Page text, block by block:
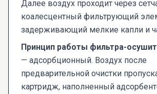
Далее воздух проходит через
коалесцентный фильтрующий
задерживающий мелкие капли и
Принцип работы фильтра-
— адсорбционный. Воздух после
предварительной очистки
картридж, наполненный